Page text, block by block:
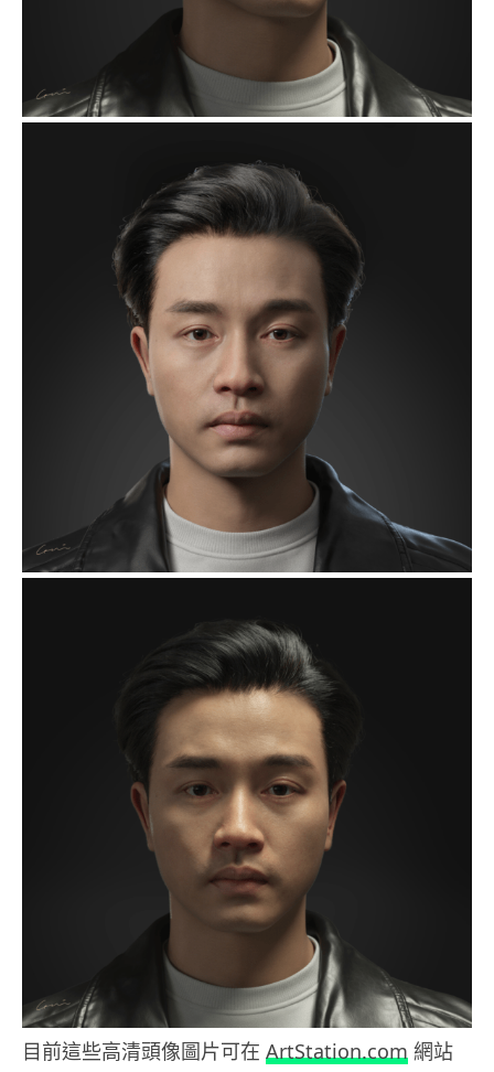
目前這些高清頭像圖片可在 ArtStation.com 網站